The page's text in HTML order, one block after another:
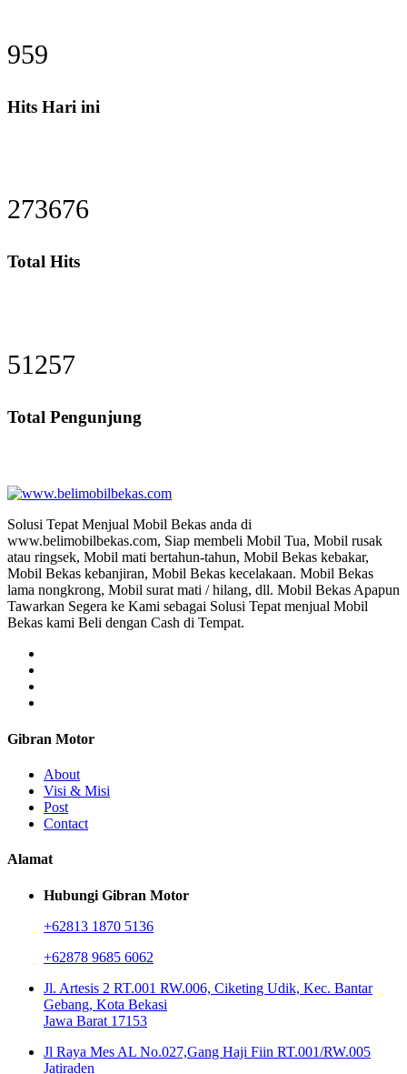
1017
Hits Hari ini
291548
Total Hits
54604
Total Pengunjung
Solusi Tepat Menjual Mobil Bekas anda di
www.belimobilbekas.com, Siap membeli Mobil Tua, Mobil rusak
atau ringsek, Mobil mati bertahun-tahun, Mobil Bekas kebakar,
Mobil Bekas kebanjiran, Mobil Bekas kecelakaan. Mobil Bekas
lama nongkrong, Mobil surat mati / hilang, dll. Mobil Bekas Apapun
Tawarkan Segera ke Kami sebagai Solusi Tepat menjual Mobil
Bekas kami Beli dengan Cash di Tempat.
Gibran Motor
About
Visi & Misi
Post
Contact
Alamat
Hubungi Gibran Motor
+62813 1870 5136
+62878 9685 6062
Jl. Artesis 2 RT.001 RW.006, Ciketing Udik, Kec. Bantar
Gebang, Kota Bekasi
Jawa Barat 17153
Jl Raya Mes AL No.027,Gang Haji Fiin RT.001/RW.005
Jatiraden